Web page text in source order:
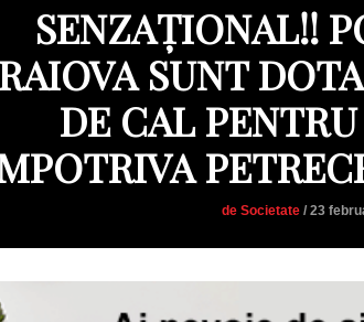
SENZAȚIONAL!!
SUNT
DE CAL
de Societate / 23